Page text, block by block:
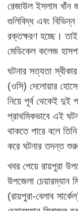
রেজাউল ইসলাম খাঁন
গুলিবিদ্ধ এবং
রক্তক্ষরণ হচ্ছে। তাই
মেডিকেল কলেজ
ঘটনার সত্যতা স্বীকার
(ওসি) দেলোয়ার
নিয়ে পূর্ব থেকেই দুই
প্রাথমিকভাবে এই
থাকতে পারে বলে
করে ঘটনার তদন্ত
খবর পেয়ে রায়পুরা
উপজেলা চেয়ারম্যান
(রায়পুরা-বেলাব